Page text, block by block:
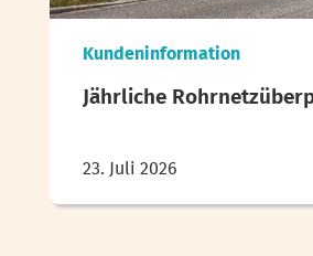
Kundeninformation
Jährliche
23. Juli 2026